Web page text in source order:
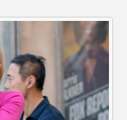
Door
WICKED
珍道中